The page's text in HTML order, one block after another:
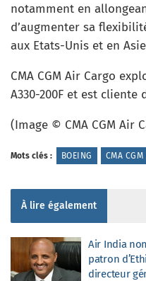
notamment en
d’augmenter sa
aux Etats-Unis et en
CMA CGM Air Cargo
A330-200F et est cliente
(Image © CMA CGM Air
Mots clés : BOEING CMA CGM
À lire également
Air India
patron
directeur